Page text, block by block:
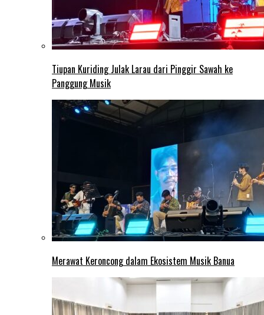
Tiupan Kuriding Julak Larau dari Pinggir Sawah ke
Panggung Musik
Merawat Keroncong dalam Ekosistem Musik Banua